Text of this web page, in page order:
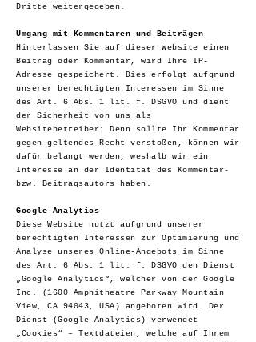
Dritte weitergegeben.
Umgang mit Kommentaren und Beiträgen
Hinterlassen Sie auf dieser Website einen
Beitrag oder Kommentar, wird Ihre IP-
Adresse gespeichert. Dies erfolgt aufgrund
unserer berechtigten Interessen im Sinne
des Art. 6 Abs. 1 lit. f. DSGVO und dient
der Sicherheit von uns als
Websitebetreiber: Denn sollte Ihr Kommentar
gegen geltendes Recht verstoßen, können wir
dafür belangt werden, weshalb wir ein
Interesse an der Identität des Kommentar-
bzw. Beitragsautors haben.
Google Analytics
Diese Website nutzt aufgrund unserer
berechtigten Interessen zur Optimierung und
Analyse unseres Online-Angebots im Sinne
des Art. 6 Abs. 1 lit. f. DSGVO den Dienst
„Google Analytics“, welcher von der Google
Inc. (1600 Amphitheatre Parkway Mountain
View, CA 94043, USA) angeboten wird. Der
Dienst (Google Analytics) verwendet
„Cookies“ – Textdateien, welche auf Ihrem